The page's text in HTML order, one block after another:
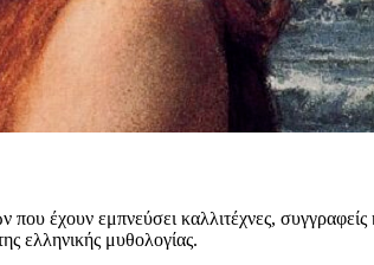
που έχουν εμπνεύσει καλλιτέχνες,
ελληνικής μυθολογίας.